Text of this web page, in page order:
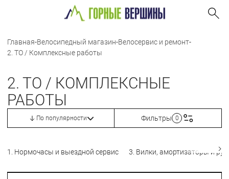
Главная-Велосипедный магазин-Велосервис и ремонт-
2. ТО / Комплексные работы
2. ТО / КОМПЛЕКСНЫЕ
РАБОТЫ
По популярности Фильтры 0
1. Нормочасы и выездной сервис 3. Вилки, амортизаторы и